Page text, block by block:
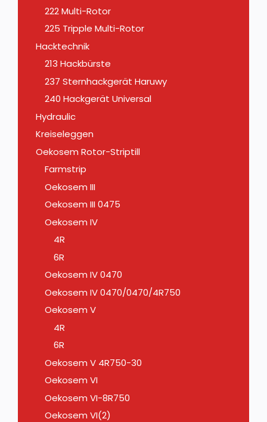
222 Multi-Rotor
225 Tripple Multi-Rotor
Hacktechnik
213 Hackbürste
237 Sternhackgerät Haruwy
240 Hackgerät Universal
Hydraulic
Kreiseleggen
Oekosem Rotor-Striptill
Farmstrip
Oekosem III
Oekosem III 0475
Oekosem IV
4R
6R
Oekosem IV 0470
Oekosem IV 0470/0470/4R750
Oekosem V
4R
6R
Oekosem V 4R750-30
Oekosem VI
Oekosem VI-8R750
Oekosem VI(2)